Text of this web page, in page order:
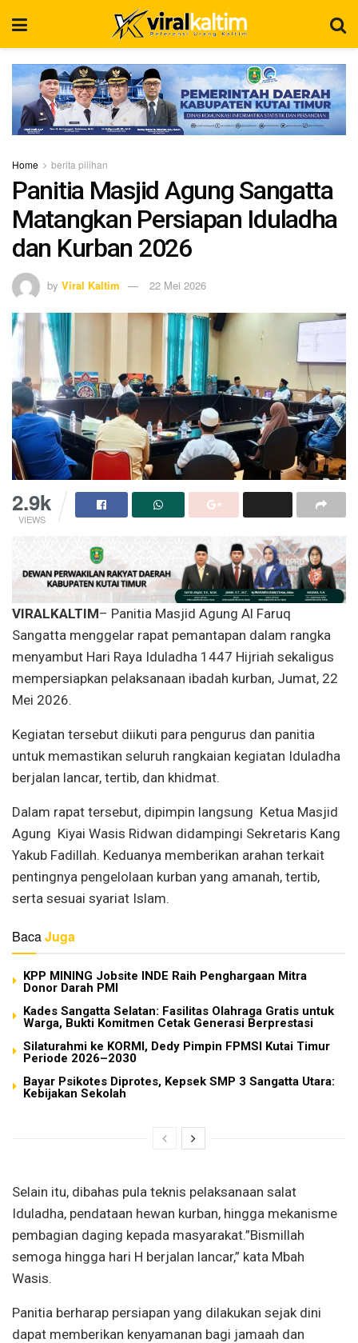
Home berita pilihan
Panitia Masjid Agung Sangatta
Matangkan Persiapan Iduladha
dan Kurban 2026
by Viral Kaltim 22 Mei 2026
2.9k
VIEWS
VIRALKALTIM– Panitia Masjid Agung Al Faruq
Sangatta menggelar rapat pemantapan dalam rangka
menyambut Hari Raya Iduladha 1447 Hijriah sekaligus
mempersiapkan pelaksanaan ibadah kurban, Jumat, 22
Mei 2026.
Kegiatan tersebut diikuti para pengurus dan panitia
untuk memastikan seluruh rangkaian kegiatan Iduladha
berjalan lancar, tertib, dan khidmat.
Dalam rapat tersebut, dipimpin langsung Ketua Masjid
Agung Kiyai Wasis Ridwan didampingi Sekretaris Kang
Yakub Fadillah. Keduanya memberikan arahan terkait
pentingnya pengelolaan kurban yang amanah, tertib,
serta sesuai syariat Islam.
BacaJuga
KPP MINING Jobsite INDE Raih Penghargaan Mitra
Donor Darah PMI
Kades Sangatta Selatan: Fasilitas Olahraga Gratis untuk
Warga, Bukti Komitmen Cetak Generasi Berprestasi
Silaturahmi ke KORMI, Dedy Pimpin FPMSI Kutai Timur
Periode 2026–2030
Bayar Psikotes Diprotes, Kepsek SMP 3 Sangatta Utara:
Kebijakan Sekolah
Selain itu, dibahas pula teknis pelaksanaan salat
Iduladha, pendataan hewan kurban, hingga mekanisme
pembagian daging kepada masyarakat.”Bismillah
semoga hingga hari H berjalan lancar,” kata Mbah
Wasis.
Panitia berharap persiapan yang dilakukan sejak dini
dapat memberikan kenyamanan bagi jamaah dan